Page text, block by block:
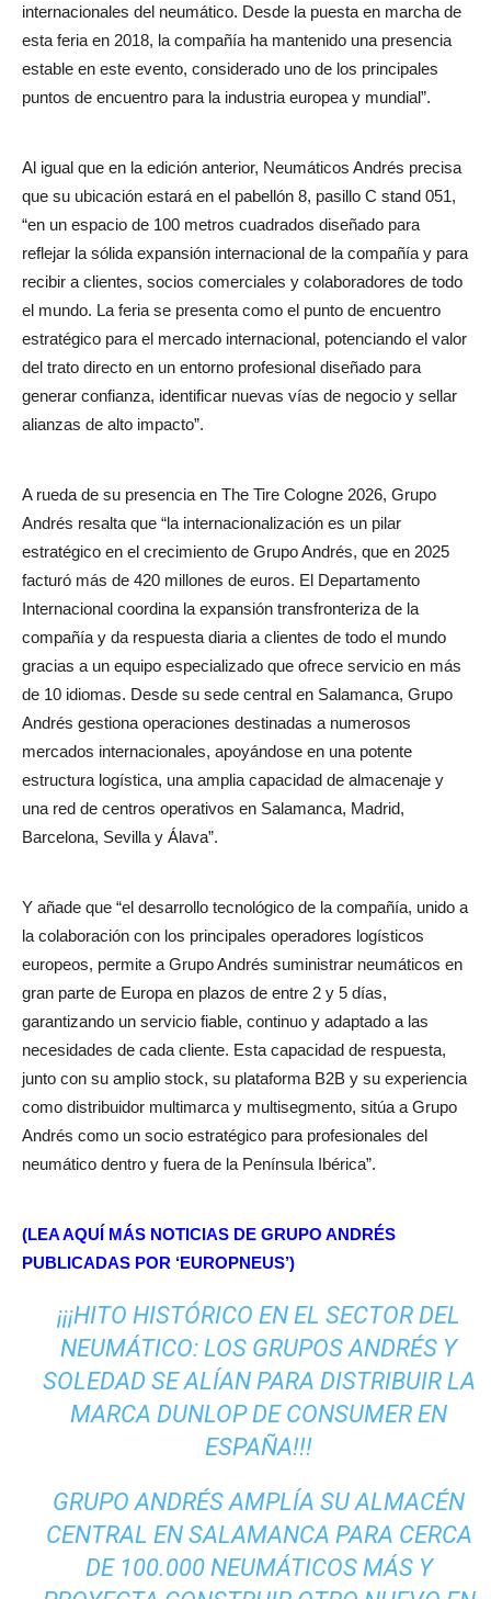
internacionales del neumático. Desde la puesta en marcha de
esta feria en 2018, la compañía ha mantenido una presencia
estable en este evento, considerado uno de los principales
puntos de encuentro para la industria europea y mundial”.
Al igual que en la edición anterior, Neumáticos Andrés precisa
que su ubicación estará en el pabellón 8, pasillo C stand 051,
“en un espacio de 100 metros cuadrados diseñado para
reflejar la sólida expansión internacional de la compañía y para
recibir a clientes, socios comerciales y colaboradores de todo
el mundo. La feria se presenta como el punto de encuentro
estratégico para el mercado internacional, potenciando el valor
del trato directo en un entorno profesional diseñado para
generar confianza, identificar nuevas vías de negocio y sellar
alianzas de alto impacto”.
A rueda de su presencia en The Tire Cologne 2026, Grupo
Andrés resalta que “la internacionalización es un pilar
estratégico en el crecimiento de Grupo Andrés, que en 2025
facturó más de 420 millones de euros. El Departamento
Internacional coordina la expansión transfronteriza de la
compañía y da respuesta diaria a clientes de todo el mundo
gracias a un equipo especializado que ofrece servicio en más
de 10 idiomas. Desde su sede central en Salamanca, Grupo
Andrés gestiona operaciones destinadas a numerosos
mercados internacionales, apoyándose en una potente
estructura logística, una amplia capacidad de almacenaje y
una red de centros operativos en Salamanca, Madrid,
Barcelona, Sevilla y Álava”.
Y añade que “el desarrollo tecnológico de la compañía, unido a
la colaboración con los principales operadores logísticos
europeos, permite a Grupo Andrés suministrar neumáticos en
gran parte de Europa en plazos de entre 2 y 5 días,
garantizando un servicio fiable, continuo y adaptado a las
necesidades de cada cliente. Esta capacidad de respuesta,
junto con su amplio stock, su plataforma B2B y su experiencia
como distribuidor multimarca y multisegmento, sitúa a Grupo
Andrés como un socio estratégico para profesionales del
neumático dentro y fuera de la Península Ibérica”.
(LEA AQUÍ MÁS NOTICIAS DE GRUPO ANDRÉS
PUBLICADAS POR ‘EUROPNEUS’)
¡¡¡HITO HISTÓRICO EN EL SECTOR DEL
NEUMÁTICO: LOS GRUPOS ANDRÉS Y
SOLEDAD SE ALÍAN PARA DISTRIBUIR LA
MARCA DUNLOP DE CONSUMER EN
ESPAÑA!!!
GRUPO ANDRÉS AMPLÍA SU ALMACÉN
CENTRAL EN SALAMANCA PARA CERCA
DE 100.000 NEUMÁTICOS MÁS Y